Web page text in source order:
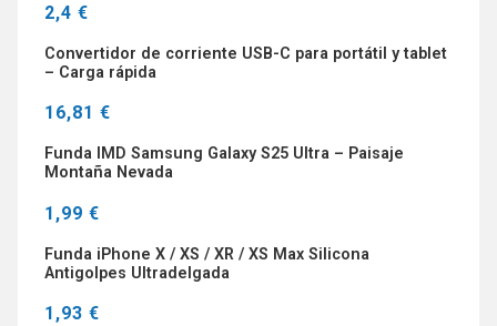
2,4 €
Convertidor de corriente USB-C para portátil y tablet
– Carga rápida
16,81 €
Funda IMD Samsung Galaxy S25 Ultra – Paisaje
Montaña Nevada
1,99 €
Funda iPhone X / XS / XR / XS Max Silicona
Antigolpes Ultradelgada
1,93 €